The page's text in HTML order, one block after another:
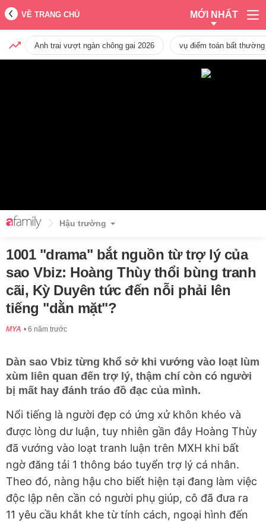
VỀ TRANG CHỦ MỚI NHẤT
Anh trai vượt ngàn chông gai 2026 vụ điểm toán bất
Hậu trường
1001 "drama" bắt nguồn từ trợ lý của
sao Vbiz: Hoàng Thùy thổi bùng tranh
cãi, Kỳ Duyên tức đến nỗi phải lên
tiếng "dằn mặt"?
MYA 6 năm trước
Dàn sao Vbiz từng khổ sở khi vướng vào loạt lùm
xùm liên quan đến trợ lý, thậm chí còn có người
bị mất hay đánh tráo đồ đạc của mình.
Nổi tiếng là người đẹp có ứng xử khôn khéo và
được lòng dư luận, tuy nhiên gần đây Hoàng Thùy
đã vướng vào loạt tranh luận trên MXH khi bất
ngờ đăng tải 1 thông báo tuyển trợ lý cá nhân.
Theo đó, nàng hậu cho biết hiện tại đang làm việc
độc lập nên cần có người phụ giúp, cô đã đưa ra
11 yêu cầu khắt khe từ tính cách, ngoại hình đến